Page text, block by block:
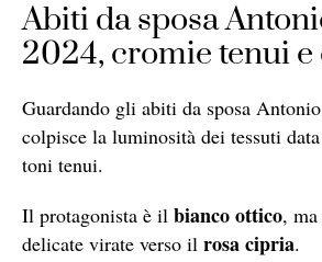
Abiti da sposa
2024, cromie tenui e
Guardando gli abiti da sposa
colpisce la luminosità dei tessuti
toni tenui.
Il protagonista è il bianco ottico,
delicate virate verso il rosa cipria.